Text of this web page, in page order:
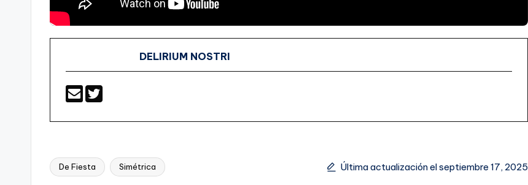
DELIRIUM NOSTRI
Etiquetas:
De Fiesta Simétrica Última actualización el septiembre 17, 2025